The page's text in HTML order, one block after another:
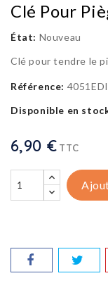
Clé Pour
État: Nouveau
Clé pour tendre le
Référence: 4051EDI
Disponible en
6,90 € TTC